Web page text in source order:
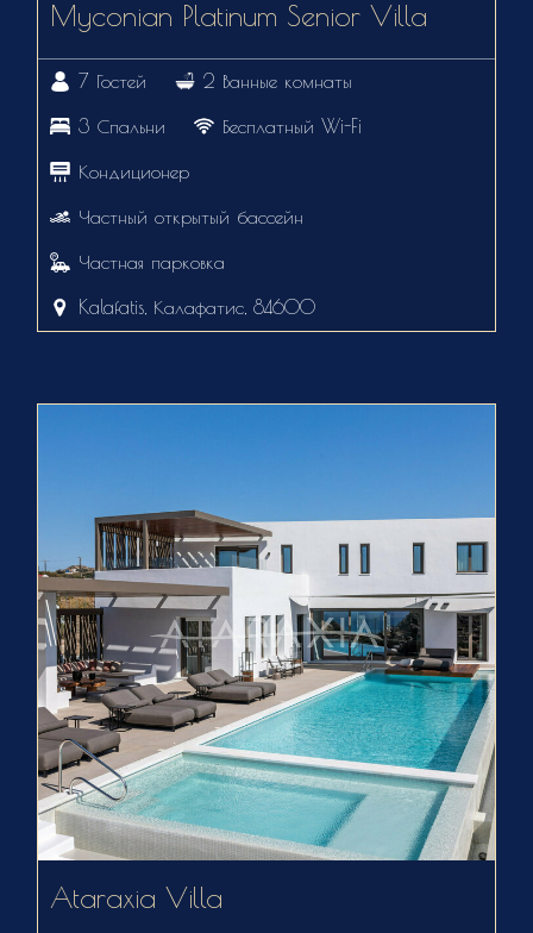
Myconian Platinum Senior Villa
7 Гостей 2 Ванные комнаты
3 Спальни Бесплатный Wi-Fi
Кондиционер
Частный открытый бассейн
Частная парковка
Kalafatis, Калафатис, 84600
Ataraxia Villa